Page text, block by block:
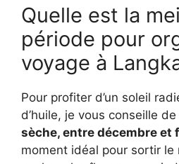
Quelle est la
période pour
voyage à
Pour profiter d’un soleil
d’huile, je vous conseille
sèche, entre décembre et
moment idéal pour sortir